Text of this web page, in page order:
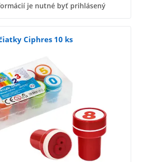
je nutné byť prihlásený
Ciphres 10 ks